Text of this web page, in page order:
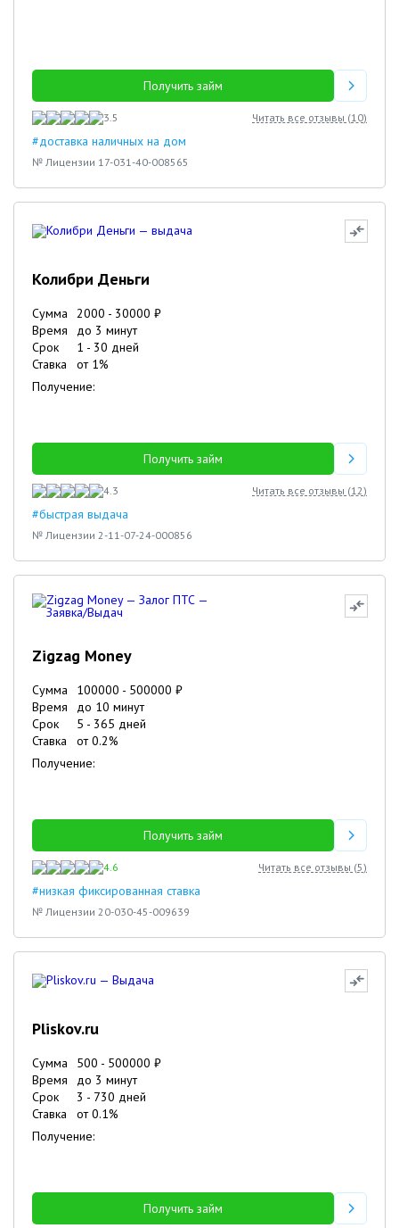
Получить займ
3.5 Читать все отзывы (10)
#доставка наличных на дом
№ Лицензии 17-031-40-008565
Колибри Деньги
Сумма 2000 - 30000 ₽
Время
до 3 минут
Срок
1 - 30 дней
Ставка
от 1%
Получение:
Получить займ
4.3 Читать все отзывы (12)
#быстрая выдача
№ Лицензии 2-11-07-24-000856
Zigzag Money
Сумма 100000 - 500000 ₽
Время
до 10 минут
Срок
5 - 365 дней
Ставка
от0.2%
Получение:
Получить займ
4.6 Читать все отзывы (5)
#низкая фиксированная ставка
№ Лицензии 20-030-45-009639
Pliskov.ru
Сумма 500 - 500000 ₽
Время
до 3 минут
Срок
3 - 730 дней
Ставка
от0.1%
Получение:
Получить займ